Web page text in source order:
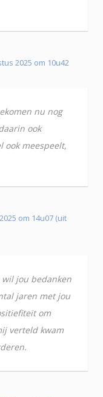
2025 om 10u42
nu nog
ook
ook meespeelt,
om 14u07 (uit
wil jou bedanken
jaren met jou
om
verteld kwam